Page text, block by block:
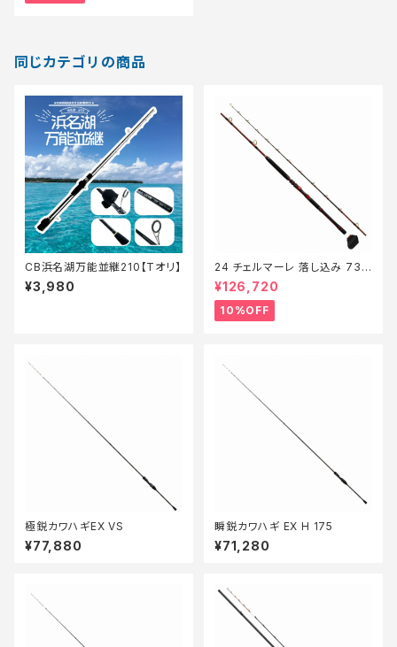
同じカテゴリの商品
CB浜名湖万能並継210【Tオリ】
¥3,980
24 チェルマーレ 落し込み 73H
235【継続セール_ロッド】【10】
¥126,720
10%OFF
極鋭カワハギEX VS
¥77,880
瞬鋭カワハギ EX H 175
¥71,280